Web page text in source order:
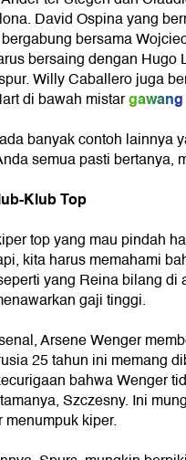
David Ospina yang
bersama
bersaing dengan Hugo
Willy Caballero juga
di bawah mistargawang
banyak contoh lainnya
semua pasti bertanya,
Klub Top
top yang mau pindah
kita harus memahami
yang Reina bilang di
gaji tinggi.
Arsene Wenger
25 tahun ini memang
bahwa Wenger
Szczesny. Ini
kiper.